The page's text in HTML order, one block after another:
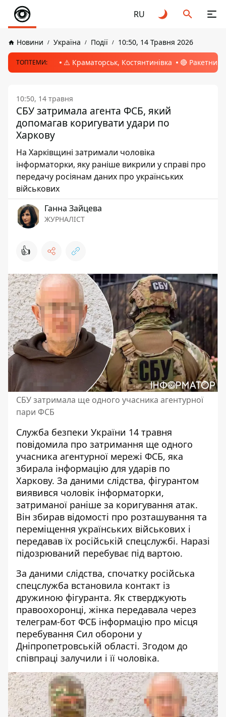
RU
Новини Україна Події 10:50, 14 Травня 2026
ТОПТЕМИ: ⚠️ Краматорськ, Костянтинівка 🔴 Ракетний
10:50, 14 травня
СБУ затримала агента ФСБ, який
допомагав коригувати удари по
Харкову
На Харківщині затримали чоловіка
інформаторки, яку раніше викрили у справі про
передачу росіянам даних про українських
військових
Ганна Зайцева
ЖУРНАЛІСТ
👍
СБУ затримала ще одного учасника агентурної
пари ФСБ
Служба безпеки України 14 травня
повідомила про затримання ще одного
учасника агентурної мережі ФСБ, яка
збирала інформацію для ударів по
Харкову. За даними слідства, фігурантом
виявився чоловік інформаторки,
затриманої раніше за коригування атак.
Він збирав відомості про розташування та
переміщення українських військових і
передавав їх російській спецслужбі. Наразі
підозрюваний перебуває під вартою.
За даними слідства, спочатку російська
спецслужба встановила контакт із
дружиною фігуранта. Як стверджують
правоохоронці, жінка передавала через
телеграм-бот ФСБ інформацію про місця
перебування Сил оборони у
Дніпропетровській області. Згодом до
співпраці залучили і її чоловіка.